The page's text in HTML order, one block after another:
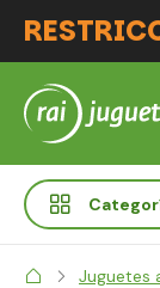
Juguetes